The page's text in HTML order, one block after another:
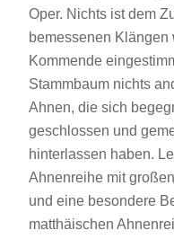
Oper. Nichts ist dem
bemessenen Klängen
Kommende
Stammbaum nichts
Ahnen, die sich
geschlossen und
hinterlassen haben.
Ahnenreihe mit
und eine besondere
matthäischen